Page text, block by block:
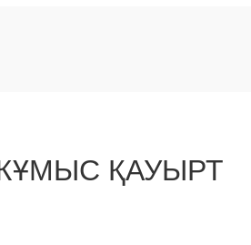
ҚАУЫРТ